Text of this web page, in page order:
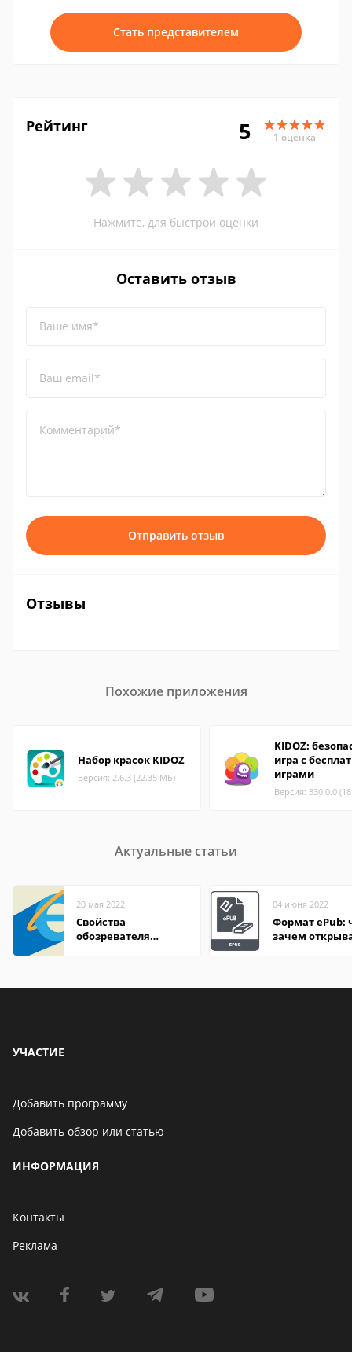
Стать представителем
Рейтинг 5 1 оценка
Нажмите, для быстрой оценки
Оставить отзыв
Ваше имя*
Ваш email*
Комментарий*
Отправить отзыв
Отзывы
Похожие приложения
Набор красок KIDOZ
Версия: 2.6.3 (22.35 МБ)
KIDOZ:
игра с
играми
Версия: 330.0.0
Актуальные статьи
20 мая 2022
Свойства
обозревателя
04 июня 2022
Формат ePub:
зачем
УЧАСТИЕ
Добавить программу
Добавить обзор или статью
ИНФОРМАЦИЯ
Контакты
Реклама